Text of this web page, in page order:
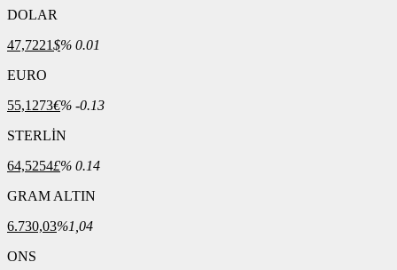
DOLAR
47,7221$% 0.01
EURO
55,1273€% -0.13
STERLİN
64,5254£% 0.14
GRAM ALTIN
6.730,03%1,04
ONS